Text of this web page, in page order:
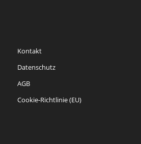
Kontakt
Datenschutz
AGB
Cookie-Richtlinie (EU)